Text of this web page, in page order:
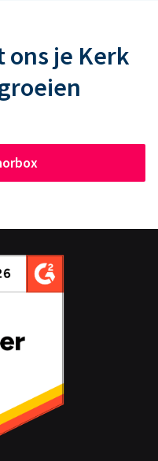
ons je Kerk